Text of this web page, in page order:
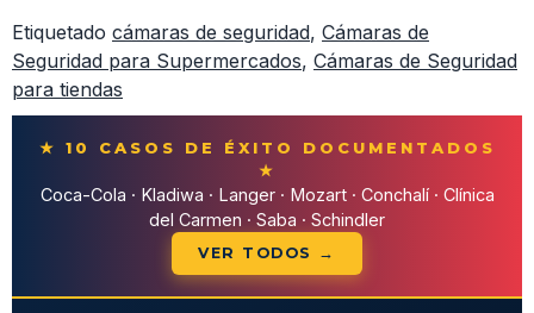
Etiquetado cámaras de seguridad, Cámaras de
Seguridad para Supermercados, Cámaras de Seguridad
para tiendas
★ 10 CASOS DE ÉXITO DOCUMENTADOS
★
Coca-Cola · Kladiwa · Langer · Mozart · Conchalí · Clínica
del Carmen · Saba · Schindler
VER TODOS →